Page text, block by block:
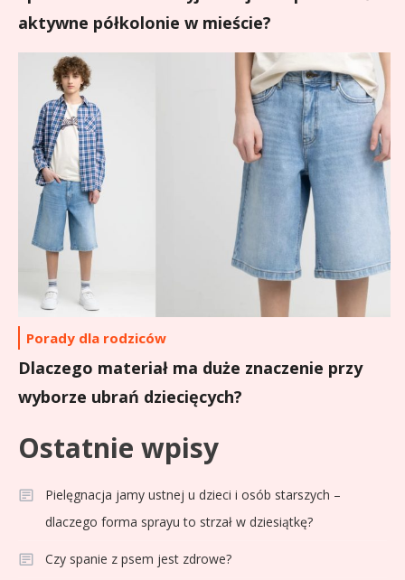
aktywne półkolonie w mieście?
Porady dla rodziców
Dlaczego materiał ma duże znaczenie przy
wyborze ubrań dziecięcych?
Ostatnie wpisy
Pielęgnacja jamy ustnej u dzieci i osób starszych –
dlaczego forma sprayu to strzał w dziesiątkę?
Czy spanie z psem jest zdrowe?